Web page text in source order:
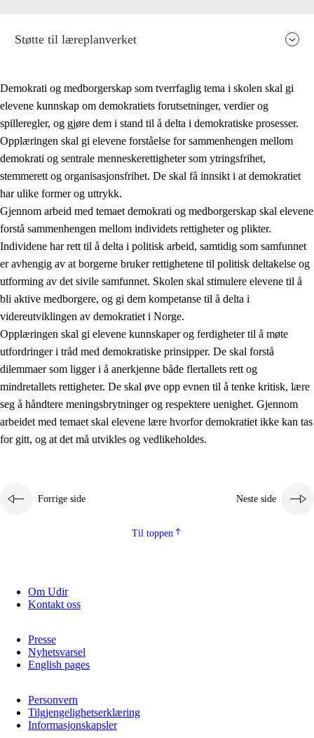
2. Prinsipper for læring, utvikling og danning
2.1 Sosial læring og utvikling
2.2 Kompetanse i fagene
2.3 Grunnleggende ferdigheter
2.4 Å lære å lære
Tverrfaglige temaer
2.5 Tverrfaglige temaer
2.5.1 Folkehelse og livsmestring
2.5.2 Demokrati og medborgerskap
Støtte til læreplanverket
Demokrati og medborgerskap som tverrfaglig tema i skolen skal gi
elevene kunnskap om demokratiets forutsetninger, verdier og
spilleregler, og gjøre dem i stand til å delta i demokratiske prosesser.
Opplæringen skal gi elevene forståelse for sammenhengen mellom
demokrati og sentrale menneskerettigheter som ytringsfrihet,
stemmerett og organisasjonsfrihet. De skal få innsikt i at demokratiet
har ulike former og uttrykk.
Gjennom arbeid med temaet demokrati og medborgerskap skal elevene
forstå sammenhengen mellom individets rettigheter og plikter.
Individene har rett til å delta i politisk arbeid, samtidig som samfunnet
er avhengig av at borgerne bruker rettighetene til politisk deltakelse og
utforming av det sivile samfunnet. Skolen skal stimulere elevene til å
bli aktive medborgere, og gi dem kompetanse til å delta i
videreutviklingen av demokratiet i Norge.
Opplæringen skal gi elevene kunnskaper og ferdigheter til å møte
utfordringer i tråd med demokratiske prinsipper. De skal forstå
dilemmaer som ligger i å anerkjenne både flertallets rett og
mindretallets rettigheter. De skal øve opp evnen til å tenke kritisk, lære
seg å håndtere meningsbrytninger og respektere uenighet. Gjennom
arbeidet med temaet skal elevene lære hvorfor demokratiet ikke kan tas
for gitt, og at det må utvikles og vedlikeholdes.
Forrige side Neste side
Til toppen
Om Udir
Kontakt oss
Presse
Nyhetsvarsel
English pages
Personvern
Tilgjengelighetserklæring
Informasjonskapsler